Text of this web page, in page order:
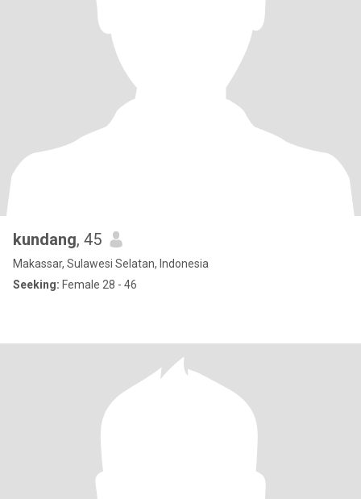
kundang, 45
Makassar, Sulawesi Selatan, Indonesia
Seeking: Female 28 - 46